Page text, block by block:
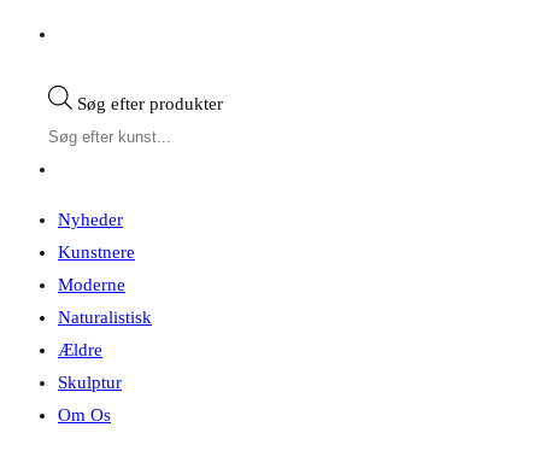
Søg efter produkter
Nyheder
Kunstnere
Moderne
Naturalistisk
Ældre
Skulptur
Om Os